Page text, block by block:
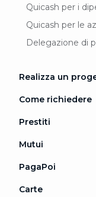
Quicash per i
Quicash per le
Delegazione di
Realizza un
Come richiedere
Prestiti
Mutui
PagaPoi
Carte